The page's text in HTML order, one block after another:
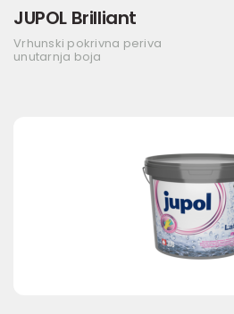
JUPOL Brilliant
Vrhunski pokrivna periva
unutarnja boja